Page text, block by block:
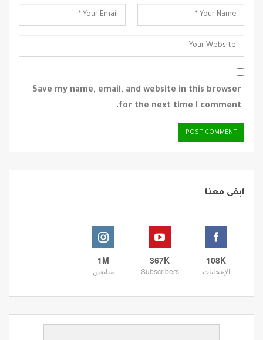
Save my name, email, and website in this browser
for the next time I comment.
ابقى معنا
108K
الإعجابات
367K
Subscribers
1M
متابعين